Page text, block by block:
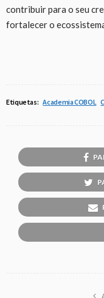
contribuir para o seu
fortalecer o
Etiquetas: Academia COBOL